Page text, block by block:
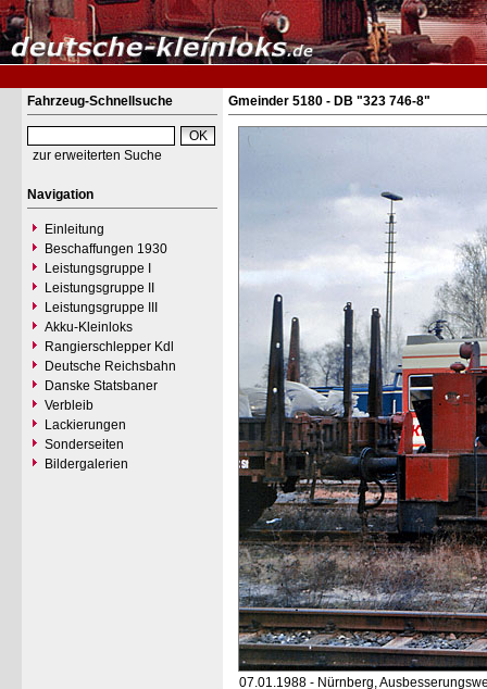
Fahrzeug-Schnellsuche
zur erweiterten Suche
Navigation
Einleitung
Beschaffungen 1930
Leistungsgruppe I
Leistungsgruppe II
Leistungsgruppe III
Akku-Kleinloks
Rangierschlepper Kdl
Deutsche Reichsbahn
Danske Statsbaner
Verbleib
Lackierungen
Sonderseiten
Bildergalerien
Gmeinder 5180 - DB "323 746-8"
07.01.1988 - Nürnberg,